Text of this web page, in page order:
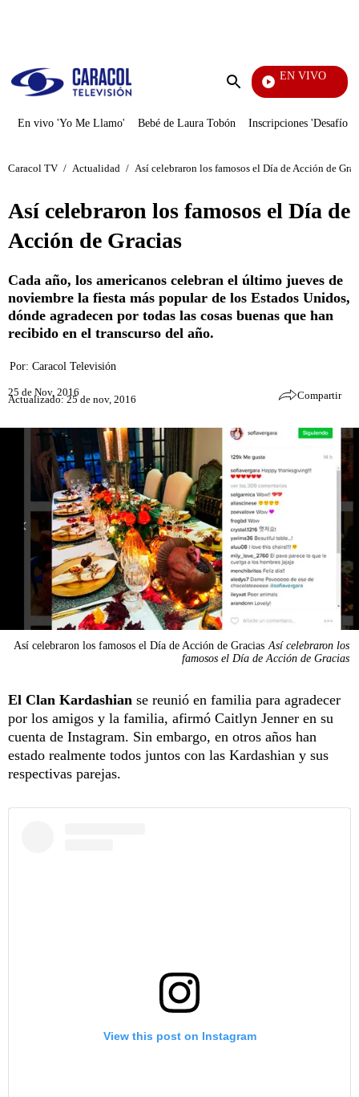
Enviar
EN VIVO
Día A
En vivo 'Yo Me Llamo' Bebé de Laura Tobón Inscripciones 'Desafío'
Caracol TV / Actualidad / Así celebraron los famosos el Día de Acción de
Así celebraron los famosos el Día de
Acción de Gracias
Cada año, los americanos celebran el último jueves de
noviembre la fiesta más popular de los Estados Unidos,
dónde agradecen por todas las cosas buenas que han
recibido en el transcurso del año.
Por: Caracol Televisión
25 de Nov, 2016
Actualizado: 25 de nov, 2016 Compartir
Así celebraron los famosos el Día de Acción de Gracias Así celebraron los
famosos el Día de Acción de Gracias
El Clan Kardashian se reunió en familia para agradecer
por los amigos y la familia, afirmó Caitlyn Jenner en su
cuenta de Instagram. Sin embargo, en otros años han
estado realmente todos juntos con las Kardashian y sus
respectivas parejas.
View this post on Instagram